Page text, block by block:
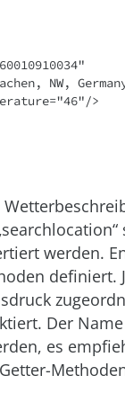
werden.
definiert.
Der
es